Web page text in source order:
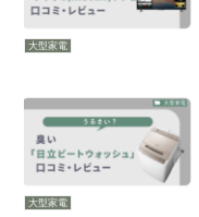
大型家電
大型家電